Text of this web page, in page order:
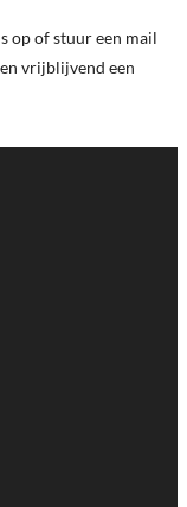
op of stuur een mail
vrijblijvend een